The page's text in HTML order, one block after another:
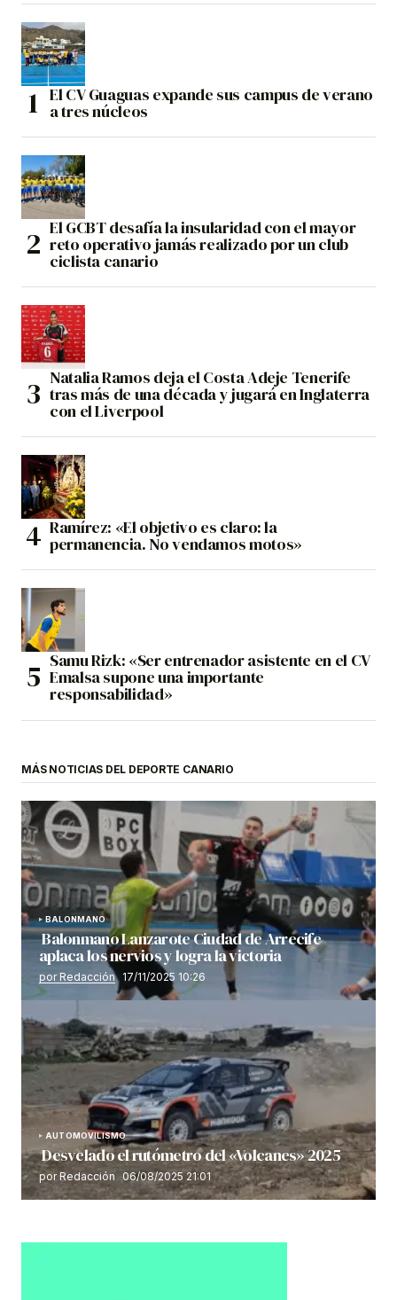
El CV Guaguas expande sus campus de verano
a tres núcleos
El GCBT desafía la insularidad con el mayor
reto operativo jamás realizado por un club
ciclista canario
Natalia Ramos deja el Costa Adeje Tenerife
tras más de una década y jugará en Inglaterra
con el Liverpool
Ramírez: «El objetivo es claro: la
permanencia. No vendamos motos»
Samu Rizk: «Ser entrenador asistente en el CV
Emalsa supone una importante
responsabilidad»
MÁS NOTICIAS DEL DEPORTE CANARIO
BALONMANO
Balonmano Lanzarote Ciudad de Arrecife
aplaca los nervios y logra la victoria
por Redacción 17/11/2025 10:26
AUTOMOVILISMO
Desvelado el rutómetro del «Volcanes» 2025
por Redacción 06/08/2025 21:01